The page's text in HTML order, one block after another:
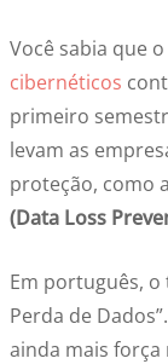
Você sabia que
cibernéticos
primeiro
levam as
proteção, como
(Data Loss
Em português, o
Perda de
ainda mais